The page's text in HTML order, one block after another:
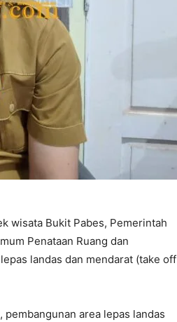
wisata Bukit Pabes, Pemerintah
Penataan Ruang dan
landas dan mendarat (take off
area lepas landas